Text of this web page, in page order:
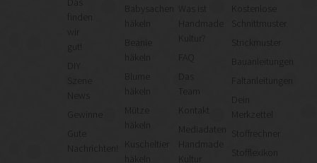
finden
gut!
News
Gute
Nachrichten!
häkeln
häkeln
Mütze
häkeln
Kuscheltier
Was ist
Kultur?
Das
Team
Kontakt
Mediadaten
Kultur
Kostenlose
Schnittmuster
Strickmuster
Bauanleitungen
Faltanleitungen
Merkzettel
Stoffrechner
Stofflexikon